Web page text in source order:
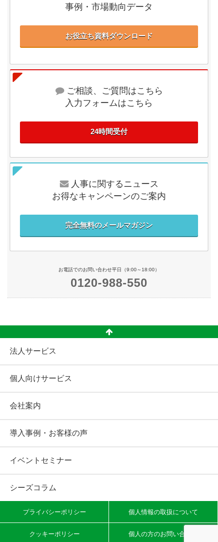
事例・市場動向データ
お役立ち資料ダウンロード
ご相談、ご質問はこちら
入力フォームはこちら
24時間受付
人事に関するニュース
お得なキャンペーンのご案内
完全無料のメールマガジン
お電話でのお問い合わせ平日（9:00～18:00）
0120-988-550
法人サービス
個人向けサービス
会社案内
導入事例・お客様の声
イベントセミナー
シーズコラム
プライバシーポリシー 個人情報の取扱について
クッキーポリシー 個人の方のお問い合わせ